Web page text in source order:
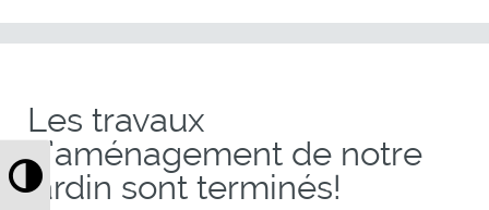
Passer en contraste élevé
Les travaux
d’aménagement de notre
jardin sont terminés!